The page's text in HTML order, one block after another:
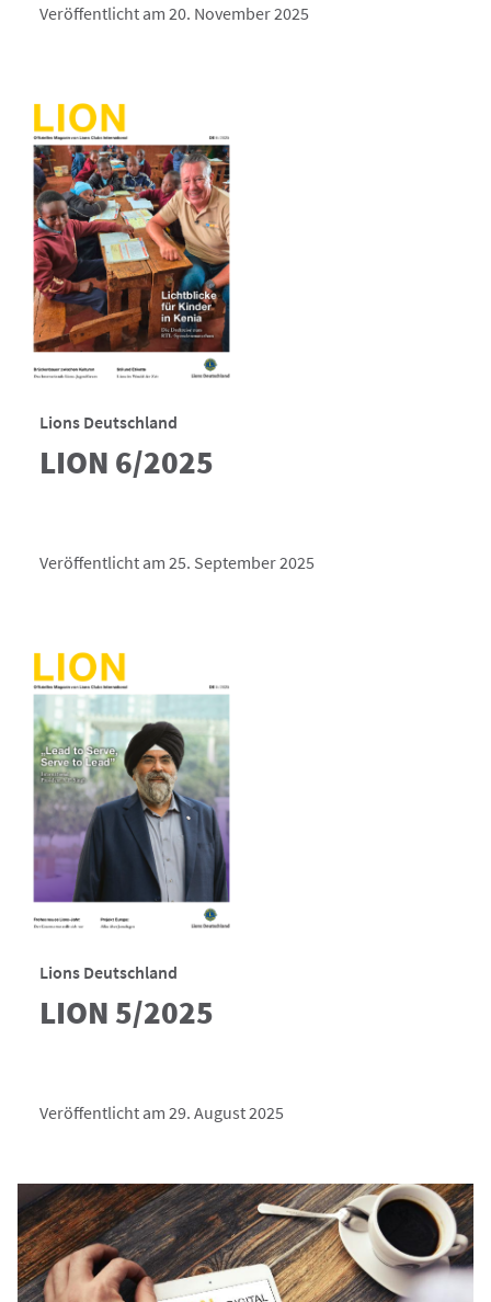
Veröffentlicht am 20. November 2025
Lions Deutschland
LION 6/2025
Veröffentlicht am 25. September 2025
Lions Deutschland
LION 5/2025
Veröffentlicht am 29. August 2025